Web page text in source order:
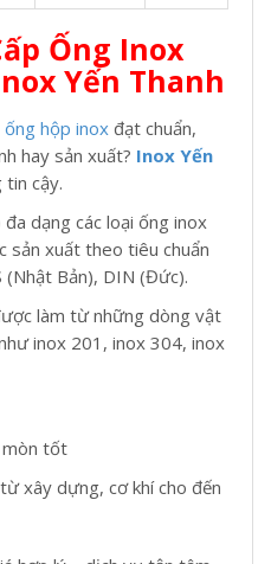
Ống Inox
Yến Thanh
ống hộp inox đạt chuẩn,
hay sản xuất? Inox Yến
tin cậy.
dạng các loại ống inox
sản xuất theo tiêu chuẩn
(Nhật Bản), DIN (Đức).
làm từ những dòng vật
inox 201, inox 304, inox
mòn tốt
xây dựng, cơ khí cho đến